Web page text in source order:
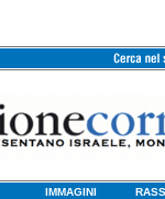
IMMAGINI